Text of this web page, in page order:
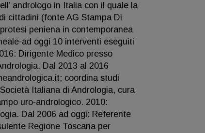
andrologo in Italia con il quale la
cittadini (fonte AG Stampa Di
peniena in contemporanea
ad oggi 10 interventi eseguiti
Dirigente Medico presso
Dal 2013 al 2016
coordina studi
Italiana di Andrologia, cura
uro-andrologico. 2010:
Dal 2006 ad oggi: Referente
Regione Toscana per